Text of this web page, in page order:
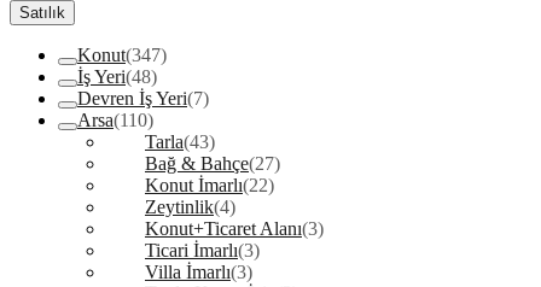
Satılık
Konut(347)
İş Yeri(48)
Devren İş Yeri(7)
Arsa(110)
Tarla(43)
Bağ & Bahçe(27)
Konut İmarlı(22)
Zeytinlik(4)
Konut+Ticaret Alanı(3)
Ticari İmarlı(3)
Villa İmarlı(3)